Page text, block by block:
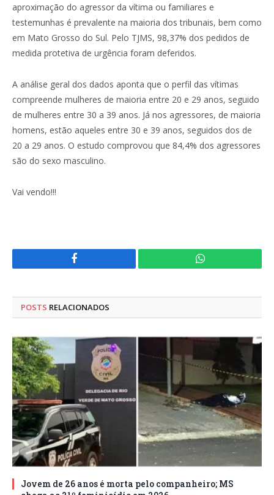
aproximação do agressor da vítima ou familiares e
testemunhas é prevalente na maioria dos tribunais, bem como
em Mato Grosso do Sul. Pelo TJMS, 98,37% dos pedidos de
medida protetiva de urgência foram deferidos.
A análise geral dos dados aponta que o perfil das vítimas
compreende mulheres de maioria entre 20 e 29 anos, seguido
de mulheres entre 30 a 39 anos. Já nos agressores, de maioria
homens, estão aqueles entre 30 e 39 anos, seguidos dos de
20 a 29 anos. O estudo comprovou que 84,4% dos agressores
são do sexo masculino.
Vai vendo!!!
Facebook WhatsApp
POSTS RELACIONADOS
Jovem de 26 anos é morta pelo companheiro; MS